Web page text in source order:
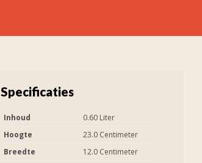
Specificaties
Inhoud
0.60 Liter
Hoogte
23.0 Centimeter
Breedte
12.0 Centimeter